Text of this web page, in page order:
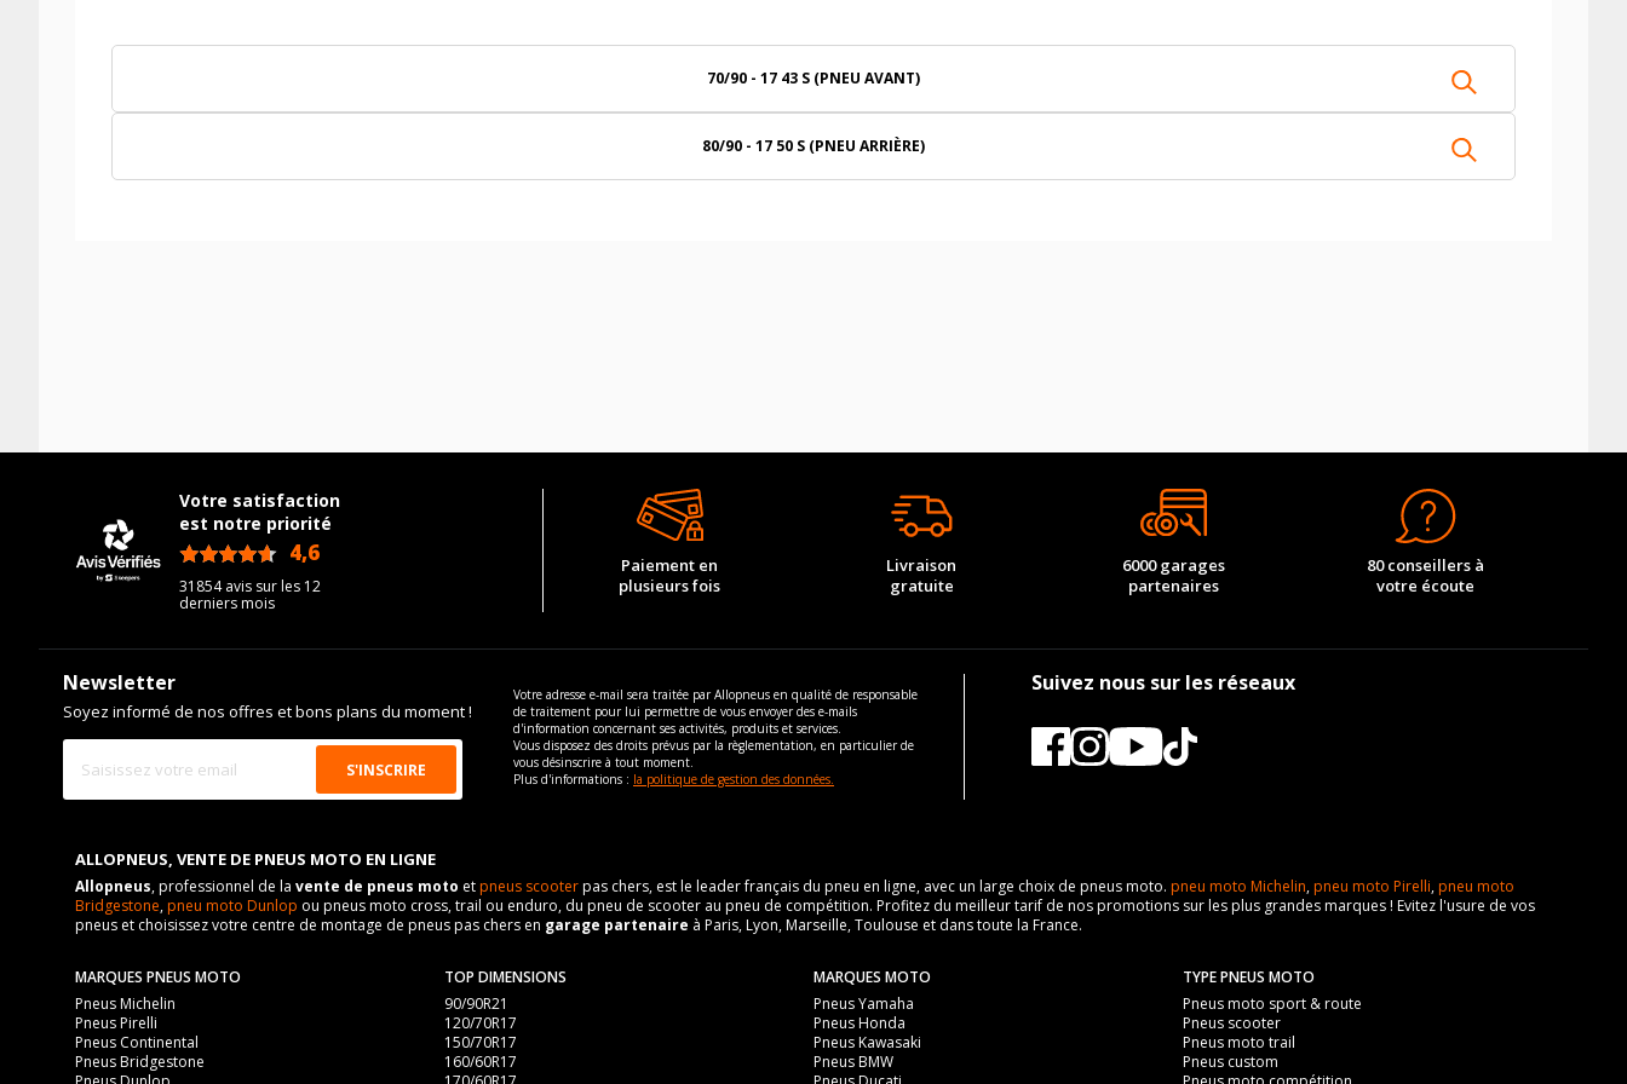
70/90 - 17 43 S (PNEU AVANT)
80/90 - 17 50 S (PNEU ARRIÈRE)
Votre satisfaction
est notre priorité
4,6
31854 avis sur les 12
derniers mois
Paiement en
plusieurs fois
Livraison
gratuite
6000 garages
partenaires
80 conseillers à
votre écoute
Newsletter
Soyez informé de nos offres et bons plans du moment !
Votre adresse e-mail sera traitée par Allopneus en qualité de responsable
de traitement pour lui permettre de vous envoyer des e-mails
d'information concernant ses activités, produits et services.
Vous disposez des droits prévus par la règlementation, en particulier de
vous désinscrire à tout moment.
Plus d'informations : la politique de gestion des données.
Suivez nous sur les réseaux
ALLOPNEUS, VENTE DE PNEUS MOTO EN LIGNE
Allopneus, professionnel de la vente de pneus moto etpneus scooterpas chers, est le leader français du pneu en ligne, avec un large choix de pneus moto. pneu moto Michelin,pneu moto Pirelli,pneu moto
Bridgestone,pneu moto Dunlop ou pneus moto cross, trail ou enduro, du pneu de scooter au pneu de compétition. Profitez du meilleur tarif de nos promotions sur les plus grandes marques ! Evitez l'usure de vos
pneus et choisissez votre centre de montage de pneus pas chers en garage partenaire à Paris, Lyon, Marseille, Toulouse et dans toute la France.
MARQUES PNEUS MOTO
Pneus Michelin
Pneus Pirelli
Pneus Continental
Pneus Bridgestone
TOP DIMENSIONS
90/90R21
120/70R17
150/70R17
160/60R17
MARQUES MOTO
Pneus Yamaha
Pneus Honda
Pneus Kawasaki
Pneus BMW
TYPE PNEUS MOTO
Pneus moto sport & route
Pneus scooter
Pneus moto trail
Pneus custom